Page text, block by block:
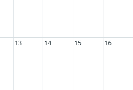
13 14 15 16